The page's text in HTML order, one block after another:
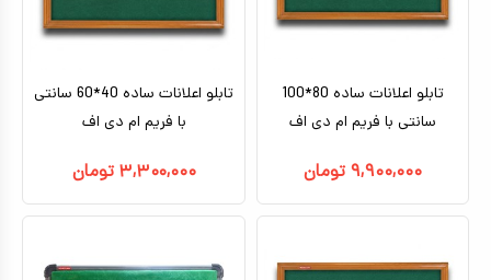
تابلو اعلانات ساده 80*100
سانتی با فریم ام دی اف
۹,۹۰۰,۰۰۰ تومان
تابلو اعلانات ساده 40*60 سانتی
با فریم ام دی اف
۳,۳۰۰,۰۰۰ تومان